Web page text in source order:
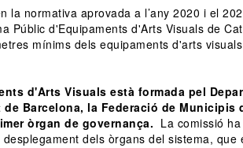
la normativa aprovada a l’any 2020 i el
Públic d'Equipaments d'Arts Visuals de
mínims dels equipaments d'arts
d'Arts Visuals està formada pel
Barcelona, la Federació de Municipis
òrgan de governança. La comissió
dels òrgans del sistema, que